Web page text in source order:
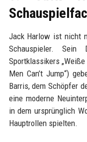
Jack Harlow ist nicht
Schauspieler.
Sportklassikers „Weiße
Men Can’t Jump“)
Barris, dem Schöpfer
eine moderne
in dem ursprünglich
Hauptrollen spielten.